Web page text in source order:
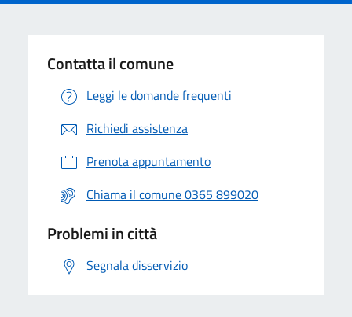
Contatta il comune
Leggi le domande frequenti
Richiedi assistenza
Prenota appuntamento
Chiama il comune 0365 899020
Problemi in città
Segnala disservizio